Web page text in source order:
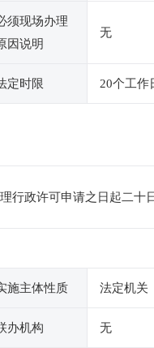
须现场办理
因说明
无
定时限 20个工作
行政许可申请之日起二十
施主体性质 法定机关
办机构 无